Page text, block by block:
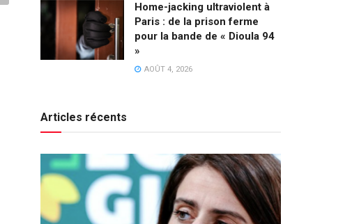
Home-jacking ultraviolent à
Paris : de la prison ferme
pour la bande de « Dioula 94
»
AOÛT 4, 2026
Articles récents